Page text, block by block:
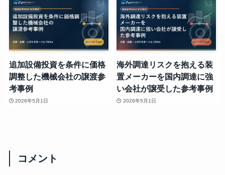
追加設備投資を条件に価格
調整した機械会社の譲渡参
考事例
2026年5月1日
海外調達リスクを抱える装
置メーカーを国内調達に強
い会社が譲受した参考事例
2026年5月1日
コメント